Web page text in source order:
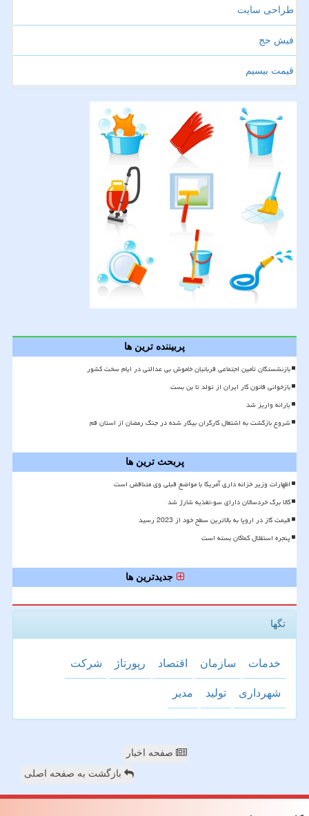
طراحی سایت
فیش حج
قیمت بیسیم
پربیننده ترین ها
بازنشستگان تأمین اجتماعی قربانیان خاموش بی عدالتی در ایام سخت کشور
بازخوانی قانون کار ایران از تولد تا بن بست
یارانه واریز شد
شروع بازگشت به اشتغال کارگران بیکار شده در جنگ رمضان از استان قم
پربحث ترین ها
اظهارات وزیر خزانه داری آمریکا با مواضع قبلی وی متناقض است
کالا برگ خردسالان دارای سوءتغذیه شارژ شد
قیمت گاز در اروپا به بالاترین سطح خود از 2023 رسید
پنجره استقلال کماکان بسته است
جدیدترین ها
تگها
خدمات سازمان اقتصاد رپورتاژ شركت
شهرداری تولید مدیر
صفحه اخبار
بازگشت به صفحه اصلی